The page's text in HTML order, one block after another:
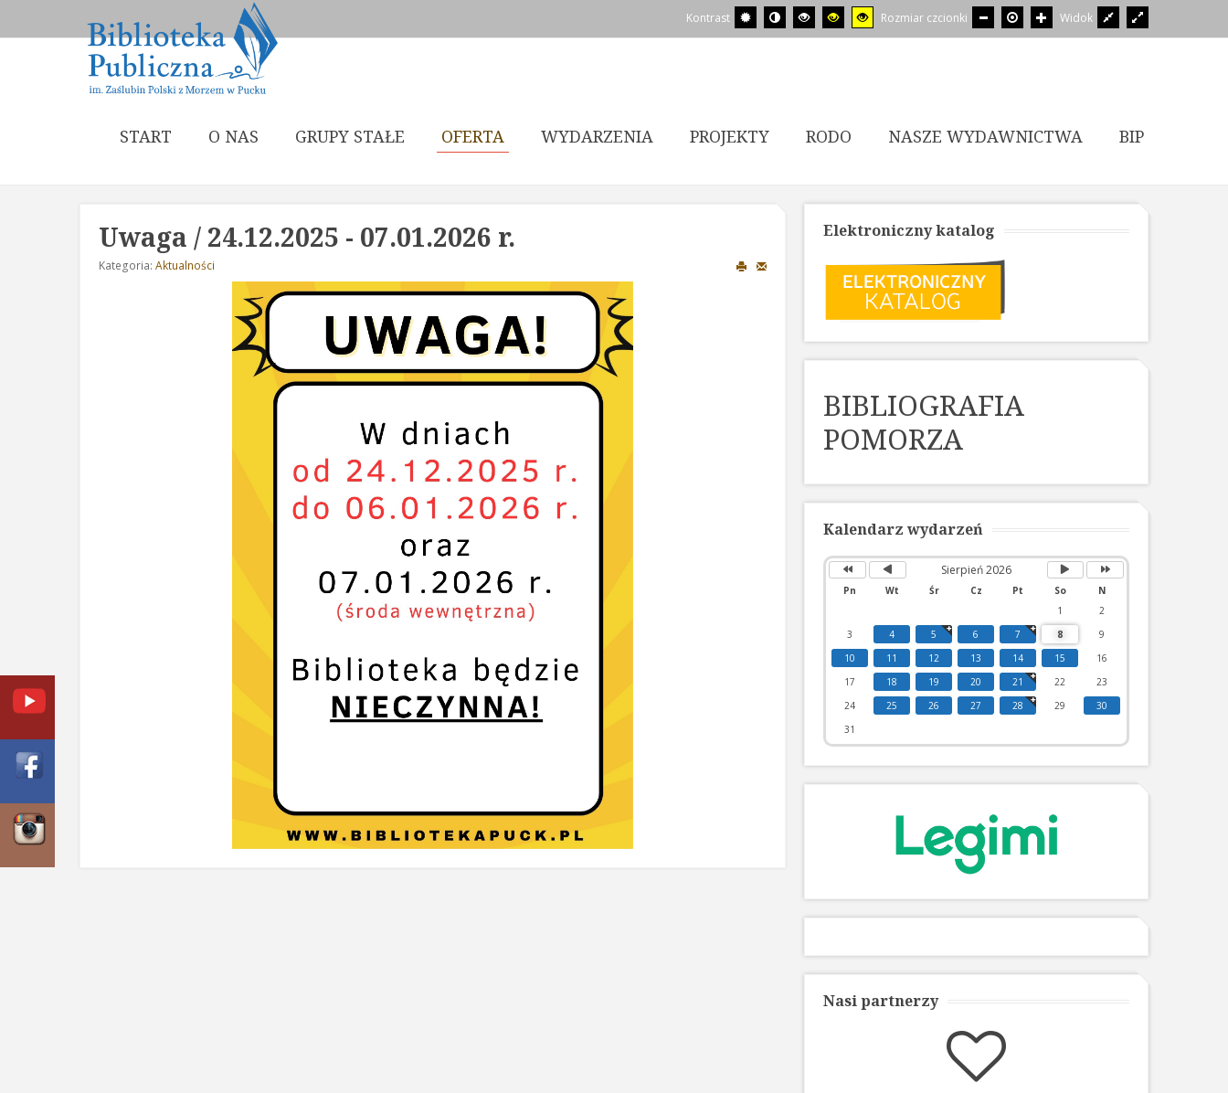
Kontrast Rozmiar czcionki Widok
START O NAS GRUPY STAŁE OFERTA WYDARZENIA PROJEKTY RODO NASZE WYDAWNICTWA BIP
Uwaga / 24.12.2025 - 07.01.2026 r.
Kategoria: Aktualności
Elektroniczny katalog
BIBLIOGRAFIA
POMORZA
Kalendarz wydarzeń
Sierpień 2026
Pn Wt Śr Cz Pt So
N
1
2
3
4 5 6 7 8
9
10
11 12 13 14 15
16
17
18 19 20 21 22
23
24
25 26 27 28 29
30
31
Nasi partnerzy